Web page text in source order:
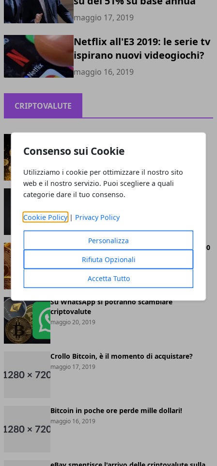
Consenso sui Cookie
Utilizziamo i cookie per ottimizzare il nostro sito
web e il nostro servizio. Puoi scegliere a quali
categorie dare il tuo consenso.
Cookie Policy | Privacy Policy
Personalizza
Rifiuta Opzionali
Accetta Tutto
maggio 17, 2019
Netflix all'E3 2019: le serie tv
ispirano nuovi videogiochi?
maggio 16, 2019
CRIPTOVALUTE
maggio 13, 2021
Perché le criptovalute sono smart: cosa attrae
giugno 05, 2020
Bitcoin abbandona definitivamente quota 8.000
maggio 20, 2019
Su WhatsApp si potranno scambiare
criptovalute
maggio 20, 2019
Crollo Bitcoin, è il momento di acquistare?
maggio 17, 2019
Bitcoin in poche ore perde mille dollari!
maggio 16, 2019